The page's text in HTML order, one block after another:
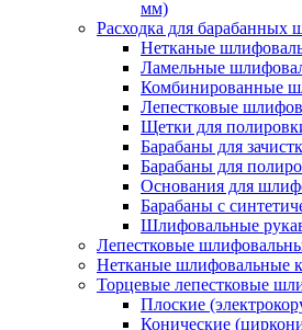
мм)
Расходка для
Нетканые
Ламельные
Комбинированные
Лепестковые
Щетки для
Барабаны для
Барабаны для
Основания для
Барабаны с
Шлифовальные
Лепестковые
Нетканые шлифовальные
Торцевые лепестковые
Плоские
Конические